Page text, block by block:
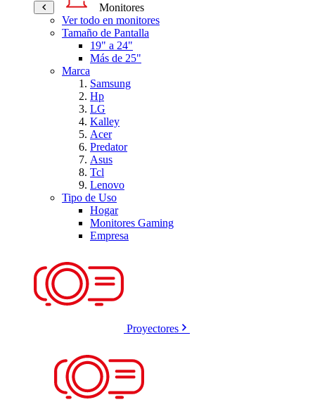
Monitores
Ver todo en monitores
Tamaño de Pantalla
19" a 24"
Más de 25"
Marca
Samsung
Hp
LG
Kalley
Acer
Predator
Asus
Tcl
Lenovo
Tipo de Uso
Hogar
Monitores Gaming
Empresa
Proyectores